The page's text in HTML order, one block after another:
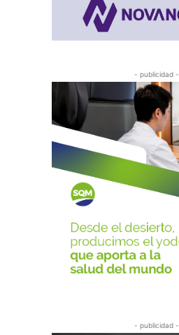
- publicidad -
- publicidad -